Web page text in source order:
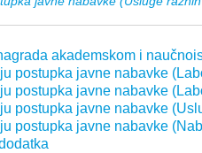
akademskom i
postupka javne nabavke
postupka javne nabavke
postupka javne nabavke
postupka javne nabavke